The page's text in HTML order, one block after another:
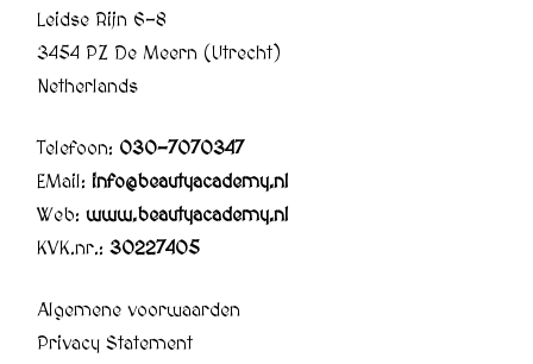
Leidse Rijn 6-8
3454 PZ De Meern (Utrecht)
Netherlands
Telefoon: 030-7070347
EMail: info@beautyacademy.nl
Web: www.beautyacademy.nl
KVK.nr.: 30227405
Algemene voorwaarden
Privacy Statement